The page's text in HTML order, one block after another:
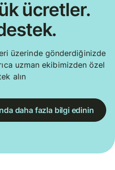
ücretler.
üzerinde gönderdiğinizde
uzman ekibimizden özel
alın
daha fazla bilgi edinin